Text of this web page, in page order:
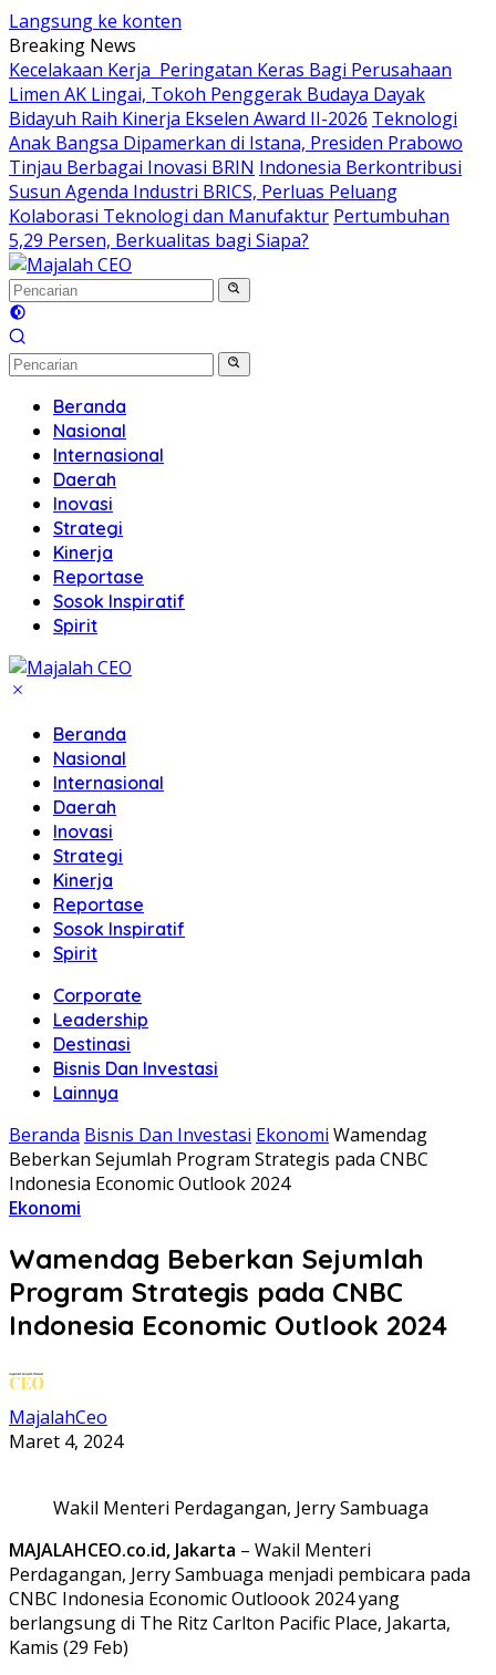
Langsung ke konten
Breaking News
Kecelakaan Kerja Peringatan Keras Bagi Perusahaan
Limen AK Lingai, Tokoh Penggerak Budaya Dayak
Bidayuh Raih Kinerja Ekselen Award II-2026 Teknologi
Anak Bangsa Dipamerkan di Istana, Presiden Prabowo
Tinjau Berbagai Inovasi BRIN Indonesia Berkontribusi
Susun Agenda Industri BRICS, Perluas Peluang
Kolaborasi Teknologi dan Manufaktur Pertumbuhan
5,29 Persen, Berkualitas bagi Siapa?
Beranda
Nasional
Internasional
Daerah
Inovasi
Strategi
Kinerja
Reportase
Sosok Inspiratif
Spirit
Beranda
Nasional
Internasional
Daerah
Inovasi
Strategi
Kinerja
Reportase
Sosok Inspiratif
Spirit
Corporate
Leadership
Destinasi
Bisnis Dan Investasi
Lainnya
Beranda Bisnis Dan Investasi Ekonomi Wamendag
Beberkan Sejumlah Program Strategis pada CNBC
Indonesia Economic Outlook 2024
Ekonomi
Wamendag Beberkan Sejumlah
Program Strategis pada CNBC
Indonesia Economic Outlook 2024
MajalahCeo
Maret 4, 2024
Wakil Menteri Perdagangan, Jerry Sambuaga
MAJALAHCEO.co.id, Jakarta – Wakil Menteri
Perdagangan, Jerry Sambuaga menjadi pembicara pada
CNBC Indonesia Economic Outloook 2024 yang
berlangsung di The Ritz Carlton Pacific Place, Jakarta,
Kamis (29 Feb)